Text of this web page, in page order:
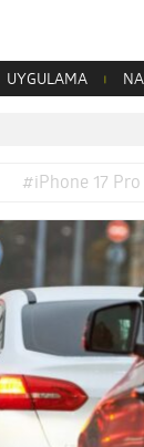
UYGULAMA
#iPhone 17 Pro